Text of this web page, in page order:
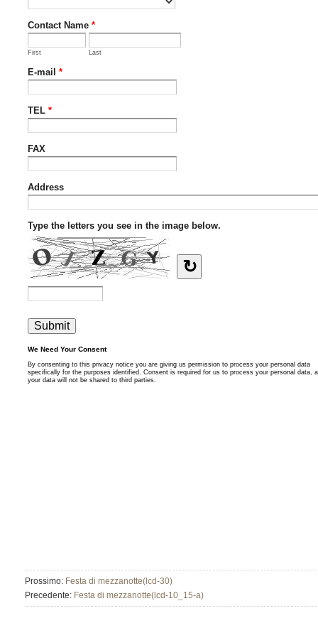
Prossimo: Festa di mezzanotte(lcd-30)
Precedente: Festa di mezzanotte(lcd-10_15-a)